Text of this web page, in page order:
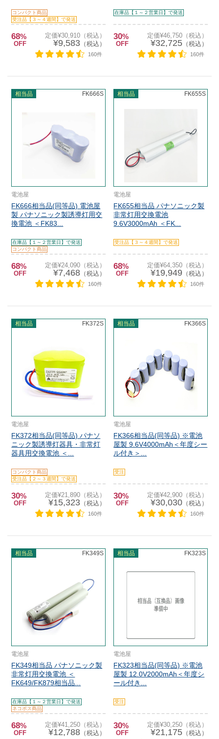
コンパクト商品
受注品【３～４週間】で発送
68%
OFF
定価¥30,910（税込）
¥9,583（税込）
160件
在庫品【１～２営業日】で発送
30%
OFF
定価¥46,750（税込）
¥32,725（税込）
160件
相当品 FK666S
電池屋
FK666相当品(同等品) 電池屋
製 パナソニック製誘導灯用交
換電池 ＜FK83...
在庫品【１～２営業日】で発送
コンパクト商品
68%
OFF
定価¥24,090（税込）
¥7,468（税込）
160件
相当品 FK655S
電池屋
FK655相当品 パナソニック製
非常灯用交換電池
9.6V3000mAh ＜FK...
受注品【３～４週間】で発送
68%
OFF
定価¥64,350（税込）
¥19,949 （税込）
160件
相当品 FK372S
電池屋
FK372相当品(同等品) パナソ
ニック製誘導灯器具・非常灯
器具用交換電池 ＜...
コンパクト商品
受注品【２～３週間】で発送
30%
OFF
定価¥21,890（税込）
¥15,323（税込）
160件
相当品 FK366S
電池屋
FK366相当品(同等品) ※電池
屋製 9.6V4000mAh＜年度シー
ル付き＞...
受注
30%
OFF
定価¥42,900（税込）
¥30,030（税込）
160件
相当品 FK349S
電池屋
FK349相当品 パナソニック製
非常灯用交換電池 ＜
FK649/FK879相当品...
在庫品【１～２営業日】で発送
ネコポス商品
68%
OFF
定価¥41,250（税込）
¥12,788（税込）
相当品 FK323S
電池屋
FK323相当品(同等品) ※電池
屋製 12.0V2000mAh＜年度シ
ール付き...
受注
30%
OFF
定価¥30,250（税込）
¥21,175（税込）